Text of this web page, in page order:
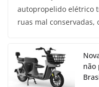
autopropelido elétrico
ruas mal conservadas,
não